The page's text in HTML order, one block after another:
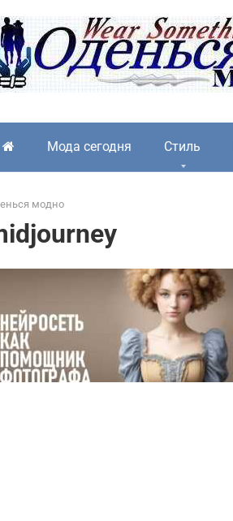
Мода сегодня Стиль
модно